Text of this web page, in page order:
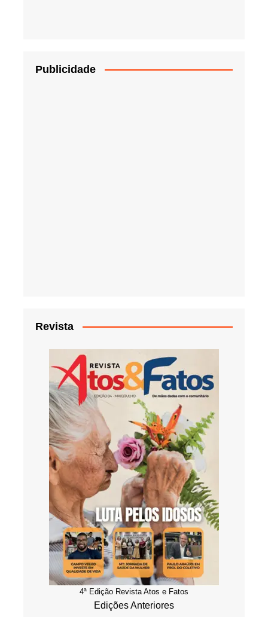
Publicidade
Revista
4ª Edição Revista Atos e Fatos
Edições Anteriores